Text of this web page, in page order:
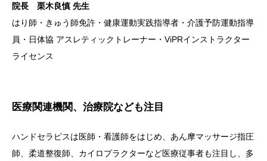
院長 栗木良慎 先生
はり師・きゅう師免許・健康運動実践指導者・介護予防運動指導
員・日体協 アスレティックトレーナー・ViPRインストラクター
ライセンス
医療関連機関、治療院なども注目
ハンドセラピスは医師・看護師をはじめ、あん摩マッサージ指圧
師、柔道整復師、カイロプラクターなど医療従事者も注目し、多